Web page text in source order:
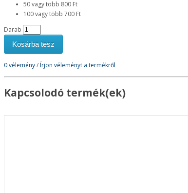
50 vagy több 800 Ft
100 vagy több 700 Ft
Darab
Kosárba tesz
0 vélemény/Írjon véleményt a termékről
Kapcsolodó termék(ek)